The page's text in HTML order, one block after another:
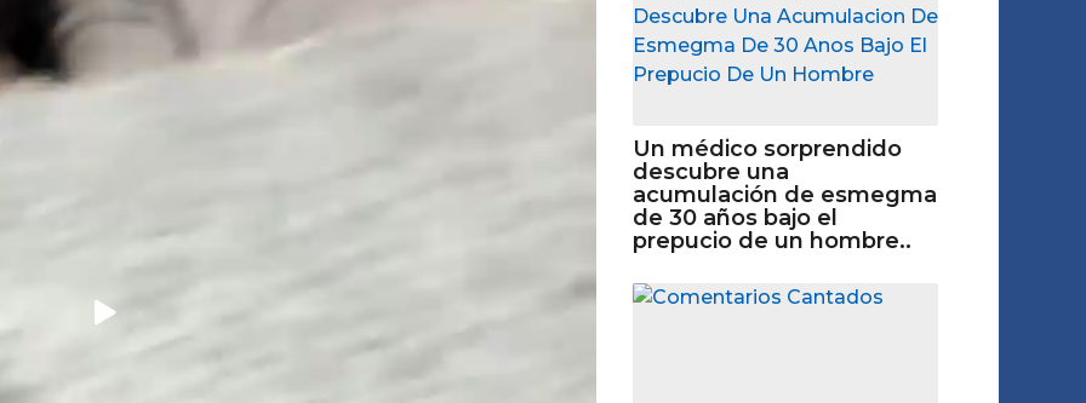
Un médico sorprendido
descubre una
acumulación de esmegma
de 30 años bajo el
prepucio de un hombre..